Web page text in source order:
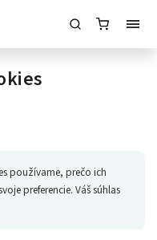
používame, prečo ich
preferencie. Váš súhlas